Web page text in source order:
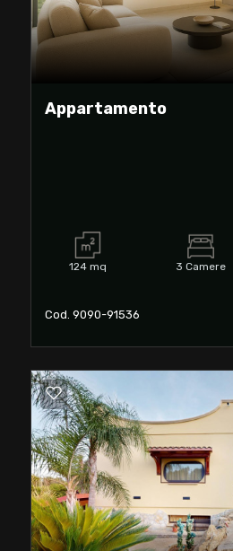
Appartamento
124 mq 3 Camere
Cod. 9090-91536